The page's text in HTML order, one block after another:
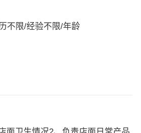
不限/经验不限/年龄